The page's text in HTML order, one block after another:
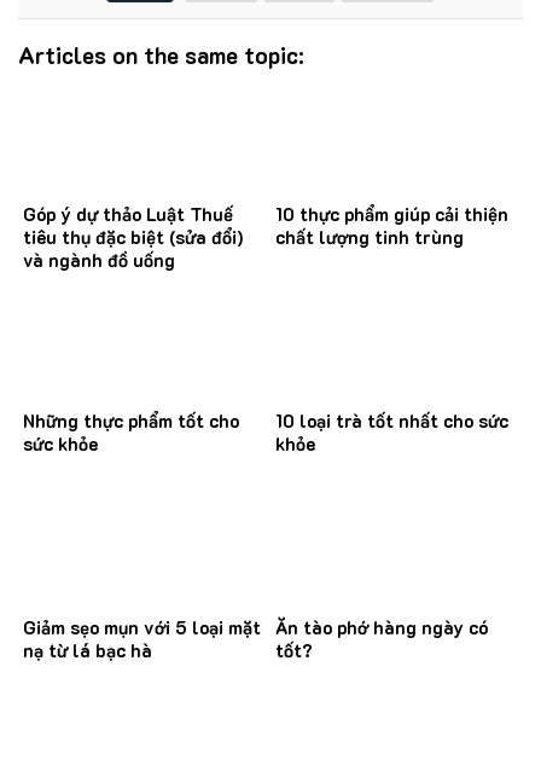
Articles on the same topic:
Góp ý dự thảo Luật Thuế
tiêu thụ đặc biệt (sửa đổi)
và ngành đồ uống
10 thực phẩm giúp cải thiện
chất lượng tinh trùng
Những thực phẩm tốt cho
sức khỏe
10 loại trà tốt nhất cho sức
khỏe
Giảm sẹo mụn với 5 loại mặt
nạ từ lá bạc hà
Ăn tào phớ hàng ngày có
tốt?